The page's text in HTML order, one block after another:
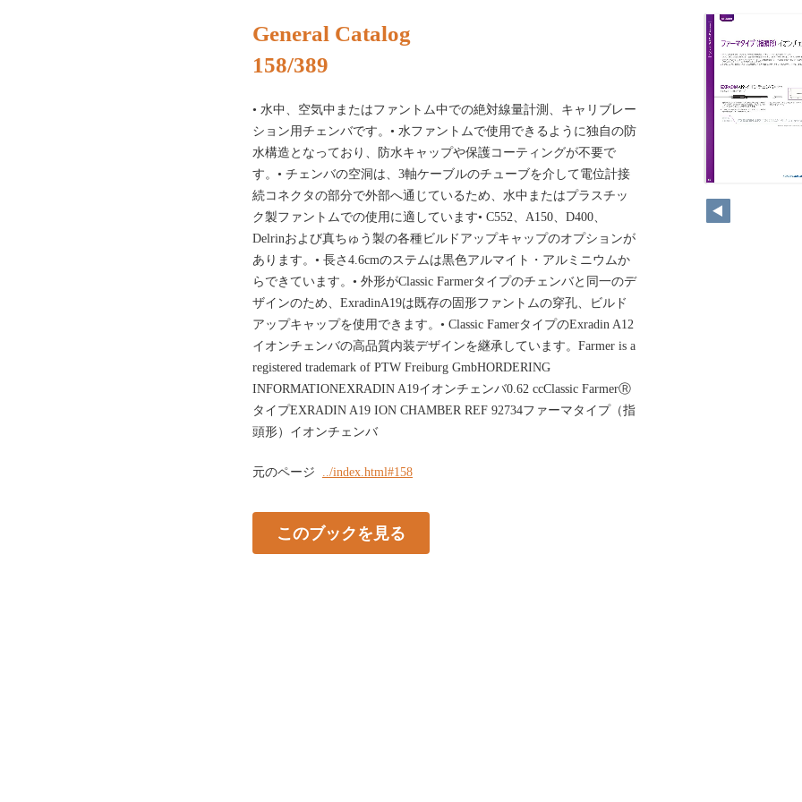
142
General Catalog
158/389
• 水中、空気中またはファントム中での絶対線量計測、キャリブレー
ション用チェンバです。• 水ファントムで使用できるように独自の防
水構造となっており、防水キャップや保護コーティングが不要で
す。• チェンバの空洞は、3軸ケーブルのチューブを介して電位計接
続コネクタの部分で外部へ通じているため、水中またはプラスチッ
ク製ファントムでの使用に適しています• C552、A150、D400、
Delrinおよび真ちゅう製の各種ビルドアップキャップのオプションが
あります。• 長さ4.6cmのステムは黒色アルマイト・アルミニウムか
らできています。• 外形がClassic Farmerタイプのチェンバと同一のデ
ザインのため、ExradinA19は既存の固形ファントムの穿孔、ビルド
アップキャップを使用できます。• Classic FamerタイプのExradin A12
イオンチェンバの高品質内装デザインを継承しています。Farmer is a
registered trademark of PTW Freiburg GmbHORDERING
INFORMATIONEXRADIN A19イオンチェンバ0.62 ccClassic FarmerⓇ
タイプEXRADIN A19 ION CHAMBER REF 92734ファーマタイプ（指
頭形）イオンチェンバ
元のページ ../index.html#158
このブックを見る